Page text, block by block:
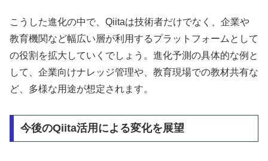
こうした進化の中で、Qiitaは技術者だけでなく、企業や
教育機関など幅広い層が利用するプラットフォームとして
の役割を拡大していくでしょう。進化予測の具体的な例と
して、企業向けナレッジ管理や、教育現場での教材共有な
ど、多様な用途が想定されます。
今後のQiita活用による変化を展望